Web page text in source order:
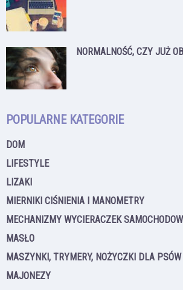
NORMALNOŚĆ, CZY JUŻ
POPULARNE KATEGORIE
DOM
LIFESTYLE
LIZAKI
MIERNIKI CIŚNIENIA I MANOMETRY
MECHANIZMY WYCIERACZEK
MASŁO
MASZYNKI, TRYMERY, NOŻYCZKI DLA PSÓW
MAJONEZY